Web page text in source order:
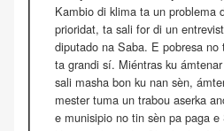
Kambio di klima ta un problema
prioridat, ta sali for di un
diputado na Saba. E pobresa
ta grandi sí. Miéntras ku
sali masha bon ku nan sèn,
mester tuma un trabou aserka
e munisipio no tin sèn pa paga